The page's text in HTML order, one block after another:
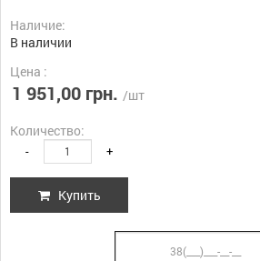
Наличие:
В наличии
Цена :
1 951,00 грн. /шт
Количество:
- +
Купить